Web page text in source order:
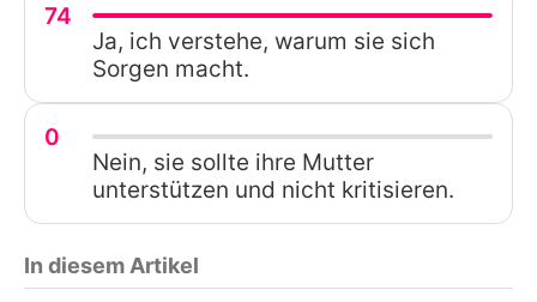
74
Ja, ich verstehe, warum sie sich
Sorgen macht.
0
Nein, sie sollte ihre Mutter
unterstützen und nicht kritisieren.
In diesem Artikel